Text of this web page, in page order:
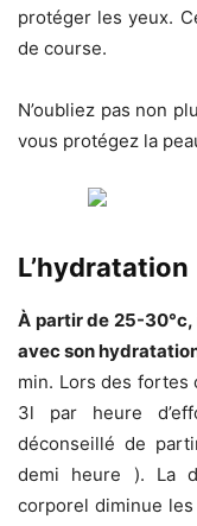
protéger les yeux.
de course.
N’oubliez pas non
vous protégez la
L’hydratation
À partir de 25-
avec son
min. Lors des fortes
3l par heure
déconseillé de
demi heure ). La
corporel diminue les